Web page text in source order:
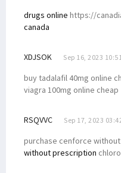
drugs online https://
canada
XDJSOK Sep 16, 2023
buy tadalafil 40mg online
viagra 100mg online cheap
RSQVVC Sep 17, 2023
purchase cenforce
without prescription